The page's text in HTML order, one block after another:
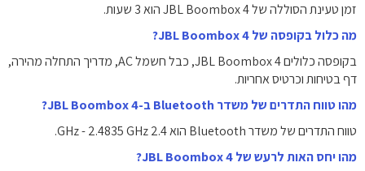
זמן טעינת הסוללה של JBL Boombox 4 הוא 3 שעות.
מה כלול בקופסה של JBL Boombox 4?
בקופסה כלולים JBL Boombox 4, כבל חשמל AC, מדריך התחלה מהירה,
דף בטיחות וכרטיס אחריות.
מהו טווח התדרים של משדר Bluetooth ב-JBL Boombox 4?
טווח התדרים של משדר Bluetooth הוא 2.4 GHz - 2.4835 GHz.
מהו יחס האות לרעש של JBL Boombox 4?